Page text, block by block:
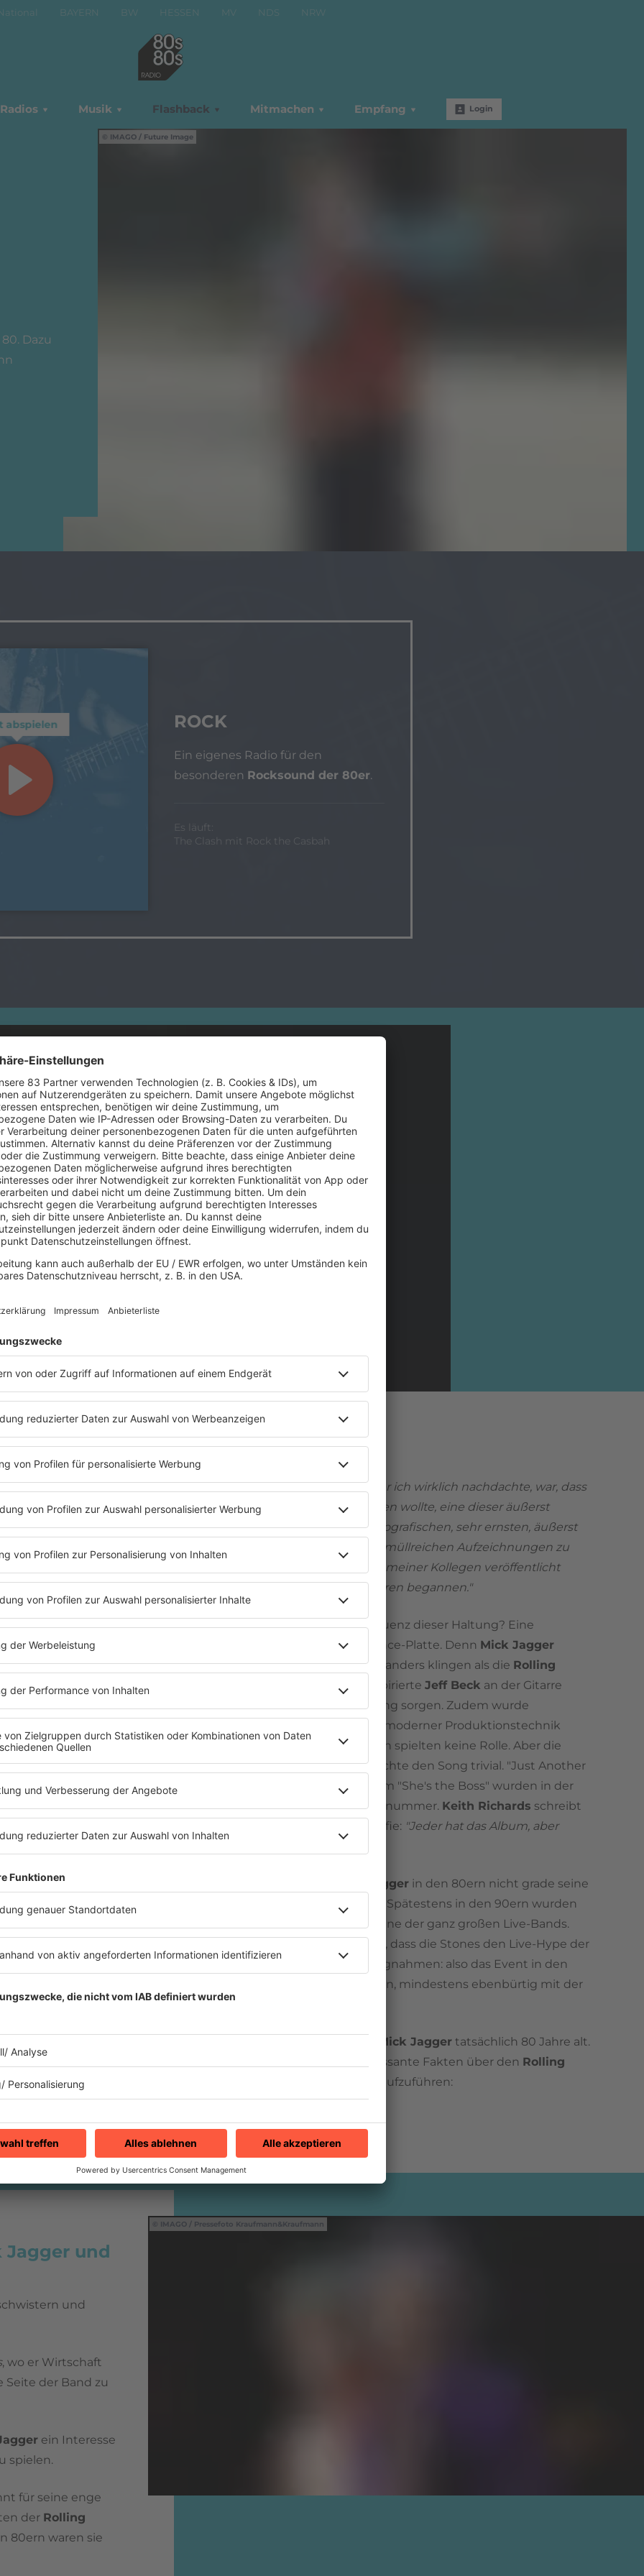
BAYERN BW HESSEN MV NDS NRW
Radios Musik Flashback Mitmachen Empfang Login
IMAGO / Future Image
Dazu
abspielen ROCK
Ein eigenes Radio für den
besonderen Rocksound der 80er.
Es läuft:
The Clash mit Rock the Casbah
für Mick Jagger in den 80ern?
innerhalb derRolling Stoneswaren in
In den frühen 80ern sah es ganz so
die großen Rockbands der 70er ihre
Die Jugend fühlte sich von den
Punkbands oder zum Teil sogar eher
konnten sich dieRolling Stones
relevant zu bleiben?
die Spannungen zwischenKeith
Mick Jaggerimmer offener zu Tage.
unterstellte dem Sänger ein "Lead
wichtiger halte als seine Band.
nun seine Heroin-Abhängigkeit im Griff
mit denRolling Stonesdurchstarten,
war während dessen "gefühlter
hatte die Band sich für
Mick Jagger
seine Single "Just Another Night".
bei den Kritikern, und letztlich
den Chats auf Talfahrt ging und im Mai
auf Platz 30.
Jaggerschon zur Veröffentlichung
"Das einzige, worüber ich wirklich nachdachte, war, dass
ich wirklich vermeiden wollte, eine dieser äußerst
persönlichen, autobiografischen, sehr ernsten, äußerst
sensiblen und völlig müllreichen Aufzeichnungen zu
machen, die so viele meiner Kollegen veröffentlicht
hatten, als Solokarrieren begannen."
Was war die Konsequenz dieser Haltung? Eine
überproduzierte Dance-Platte. Denn Mick Jagger
wollte unbedingt so anders klingen als die Rolling
. Der Jazz-inspirierteJeff Beck an der Gitarre
sollte für Abwechslung sorgen. Zudem wurde
aufgefahren, was an moderner Produktionstechnik
verfügbar war, Kosten spielten keine Rolle. Aber die
massive Technik machte den Song trivial. "Just Another
Night" und das Album "She's the Boss" wurden in der
Musikszene zur Lachnummer. Keith Richards schreibt
dazu in seiner Biografie: "Jeder hat das Album, aber
Mick Jagger in den 80ern nicht grade seine
beste Dekade hatte. Spätestens in den 90ern wurden
Rolling Stones
eine der ganz großen Live-Bands.
Manche sagen sogar, dass die Stones den Live-Hype der
heutigen Zeit vorwegnahmen: also das Event in den
Mittelpunkt zu stellen, mindestens ebenbürtig mit der
Mick Jagger tatsächlich 80 Jahre alt.
Ein Anlass, 80 interessante Fakten über den Rolling
-Frontmann aufzuführen:
IMAGO / Pressefoto Kraufmann&Kraufmann
Jagger und
und
, wo er Wirtschaft
der Band zu
ein Interesse
spielen.
für seine enge
der Rolling
80ern waren sie